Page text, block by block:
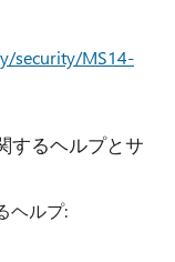
security/MS14-
するヘルプとサ
ヘルプ: